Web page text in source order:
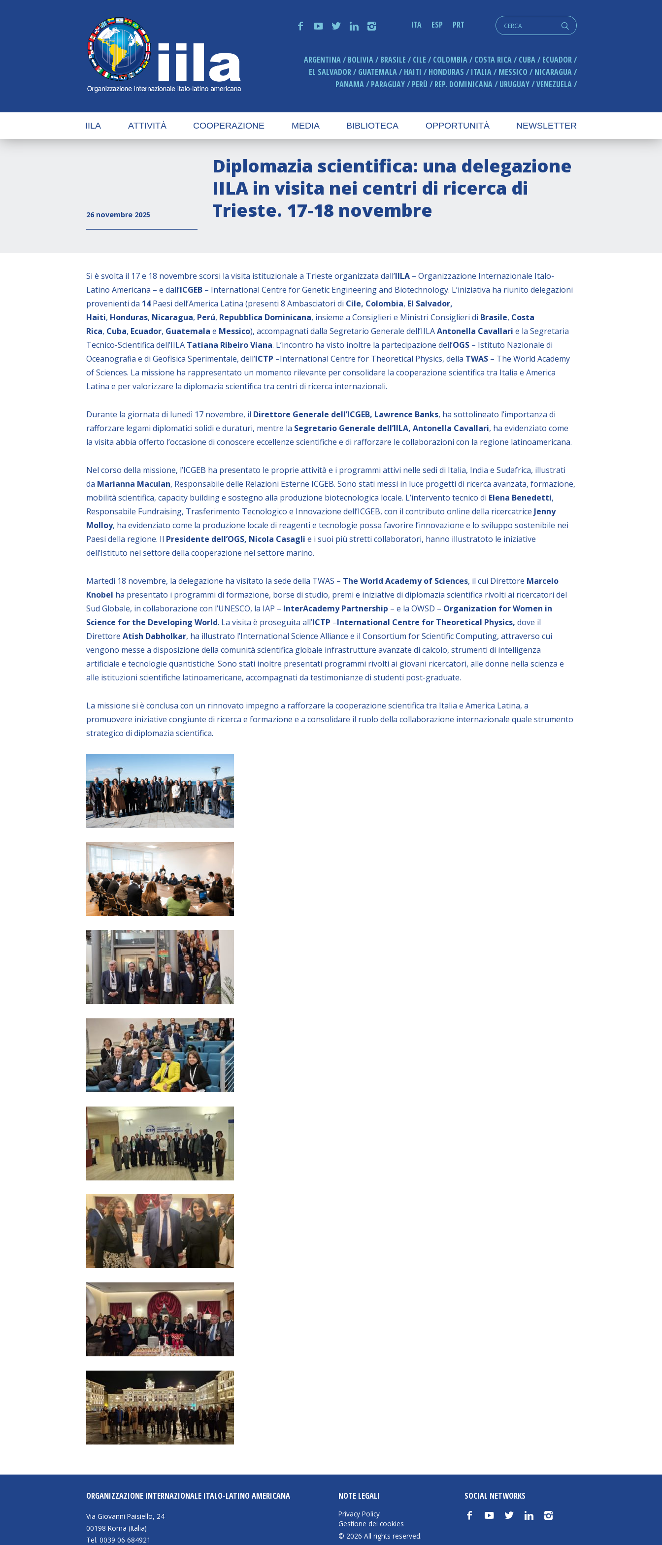
f y t n i ITA ESP PRT q
Cerca:
ARGENTINA BOLIVIA BRASILE CILE COLOMBIA COSTA RICA CUBA
ECUADOR
EL SALVADOR
GUATEMALA HAITI HONDURAS ITALIA MESSICO
NICARAGUA
PANAMA
PARAGUAY PERÙ REP. DOMINICANA URUGUAY VENEZUELA
IILA ATTIVITÀ COOPERAZIONE MEDIA BIBLIOTECA OPPORTUNITÀ NEWSLETTER
26 novembre 2025
Diplomazia scientifica: una delegazione
IILA in visita nei centri di ricerca di
Trieste. 17-18 novembre
Si è svolta il 17 e 18 novembre scorsi la visita istituzionale a Trieste organizzata dall’IILA – Organizzazione Internazionale Italo-
Latino Americana – e dall’ICGEB – International Centre for Genetic Engineering and Biotechnology. L’iniziativa ha riunito delegazioni
provenienti da 14Paesi dell’America Latina (presenti 8 Ambasciatori di Cile, Colombia, El Salvador,
Haiti, Honduras, Nicaragua, Perú, Repubblica Dominicana, insieme a Consiglieri e Ministri Consiglieri di Brasile, Costa
Rica, Cuba, Ecuador, Guatemala e Messico), accompagnati dalla Segretario Generale dell’IILAAntonella Cavallari e la Segretaria
Tecnico-Scientifica dell’IILA Tatiana Ribeiro Viana. L’incontro ha visto inoltre la partecipazione dell’OGS – Istituto Nazionale di
Oceanografia e di Geofisica Sperimentale, dell’ICTP –International Centre for Theoretical Physics, della TWAS – The World Academy
of Sciences. La missione ha rappresentato un momento rilevante per consolidare la cooperazione scientifica tra Italia e America
Latina e per valorizzare la diplomazia scientifica tra centri di ricerca internazionali.
Durante la giornata di lunedì 17 novembre, il Direttore Generale dell’ICGEB, Lawrence Banks, ha sottolineato l’importanza di
rafforzare legami diplomatici solidi e duraturi, mentre la Segretario Generale dell’IILA, Antonella Cavallari, ha evidenziato come
la visita abbia offerto l’occasione di conoscere eccellenze scientifiche e di rafforzare le collaborazioni con la regione latinoamericana.
Nel corso della missione, l’ICGEB ha presentato le proprie attività e i programmi attivi nelle sedi di Italia, India e Sudafrica, illustrati
da Marianna Maculan, Responsabile delle Relazioni Esterne ICGEB. Sono stati messi in luce progetti di ricerca avanzata, formazione,
mobilità scientifica, capacity building e sostegno alla produzione biotecnologica locale. L’intervento tecnico di Elena Benedetti,
Responsabile Fundraising, Trasferimento Tecnologico e Innovazione dell’ICGEB, con il contributo online della ricercatrice Jenny
Molloy, ha evidenziato come la produzione locale di reagenti e tecnologie possa favorire l’innovazione e lo sviluppo sostenibile nei
Paesi della regione. Il Presidente dell’OGS, Nicola Casagli e i suoi più stretti collaboratori, hanno illustratoto le iniziative
dell’Istituto nel settore della cooperazione nel settore marino.
Martedì 18 novembre, la delegazione ha visitato la sede della TWAS – The World Academy of Sciences, il cui Direttore Marcelo
Knobel ha presentato i programmi di formazione, borse di studio, premi e iniziative di diplomazia scientifica rivolti ai ricercatori del
Sud Globale, in collaborazione con l’UNESCO, la IAP – InterAcademy Partnership – e la OWSD – Organization for Women in
Science for the Developing World. La visita è proseguita all’ICTP –International Centre for Theoretical Physics, dove il
Direttore Atish Dabholkar, ha illustrato l’International Science Alliance e il Consortium for Scientific Computing, attraverso cui
vengono messe a disposizione della comunità scientifica globale infrastrutture avanzate di calcolo, strumenti di intelligenza
artificiale e tecnologie quantistiche. Sono stati inoltre presentati programmi rivolti ai giovani ricercatori, alle donne nella scienza e
alle istituzioni scientifiche latinoamericane, accompagnati da testimonianze di studenti post-graduate.
La missione si è conclusa con un rinnovato impegno a rafforzare la cooperazione scientifica tra Italia e America Latina, a
promuovere iniziative congiunte di ricerca e formazione e a consolidare il ruolo della collaborazione internazionale quale strumento
strategico di diplomazia scientifica.
ORGANIZZAZIONE INTERNAZIONALE ITALO-LATINO AMERICANA
Via Giovanni Paisiello, 24
00198 Roma (Italia)
Tel. 0039 06 684921
NOTE LEGALI
Privacy Policy
Gestione dei cookies
© 2026 All rights reserved.
SOCIAL NETWORKS
f y t n i